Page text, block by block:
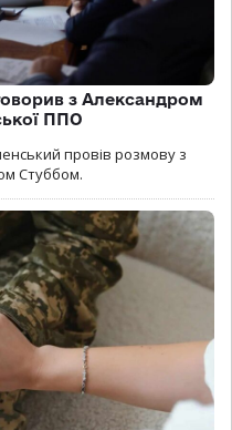
з Александром
ППО
провів розмову з
Стуббом.